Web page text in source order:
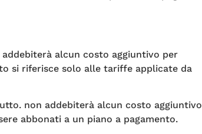
alcun costo aggiuntivo per
si riferisce solo alle tariffe applicate da
addebiterà alcun costo aggiuntivo
abbonati a un piano a pagamento.